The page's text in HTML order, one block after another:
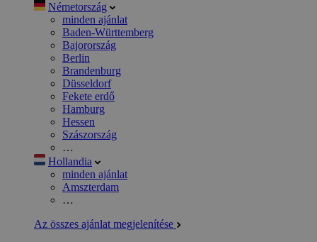
Németország
minden ajánlat
Baden-Württemberg
Bajorország
Berlin
Brandenburg
Düsseldorf
Fekete erdő
Hamburg
Hessen
Szászország
…
Hollandia
minden ajánlat
Amszterdam
…
Az összes ajánlat megjelenítése